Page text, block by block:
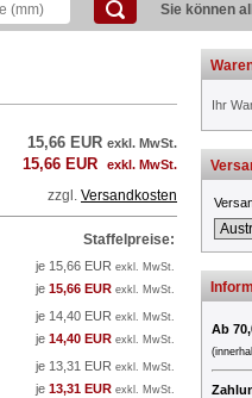
Sie können
15,66 EUR exkl. MwSt.
15,66 EUR exkl. MwSt.
zzgl. Versandkosten
Staffelpreise:
je 15,66 EUR exkl. MwSt.
je 15,66 EUR exkl. MwSt.
je 14,40 EUR exkl. MwSt.
je 14,40 EUR exkl. MwSt.
je 13,31 EUR exkl. MwSt.
je 13,31 EUR exkl. MwSt.
Ihr
Ab